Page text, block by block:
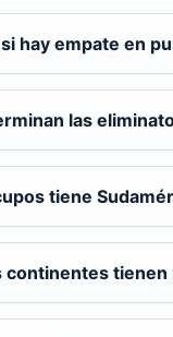
hay empate en
las
tiene
continentes tienen